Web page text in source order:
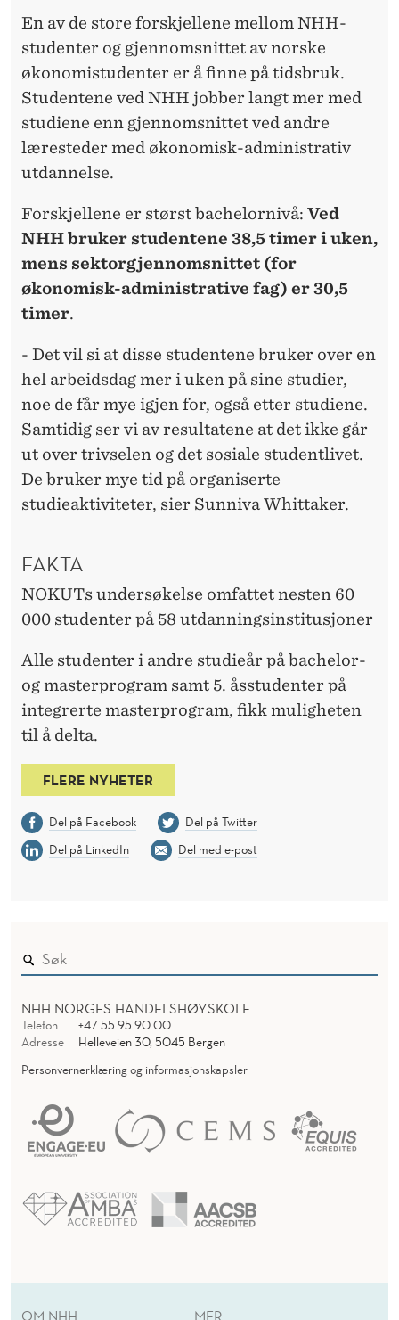
En av de store forskjellene mellom NHH-
studenter og gjennomsnittet av norske
økonomistudenter er å finne på tidsbruk.
Studentene ved NHH jobber langt mer med
studiene enn gjennomsnittet ved andre
læresteder med økonomisk-administrativ
utdannelse.
Forskjellene er størst bachelornivå: Ved
NHH bruker studentene 38,5 timer i uken,
mens sektorgjennomsnittet (for
økonomisk-administrative fag) er 30,5
timer.
- Det vil si at disse studentene bruker over en
hel arbeidsdag mer i uken på sine studier,
noe de får mye igjen for, også etter studiene.
Samtidig ser vi av resultatene at det ikke går
ut over trivselen og det sosiale studentlivet.
De bruker mye tid på organiserte
studieaktiviteter, sier Sunniva Whittaker.
FAKTA
NOKUTs undersøkelse omfattet nesten 60
000 studenter på 58 utdanningsinstitusjoner
Alle studenter i andre studieår på bachelor-
og masterprogram samt 5. åsstudenter på
integrerte masterprogram, fikk muligheten
til å delta.
FLERE NYHETER
Del på Facebook
Del på Twitter
Del på LinkedIn
Del med e-post
NHH NORGES HANDELSHØYSKOLE
Telefon
+47 55 95 90 00
Adresse
Helleveien 30, 5045 Bergen
Personvernerklæring og informasjonskapsler
OM NHH MER